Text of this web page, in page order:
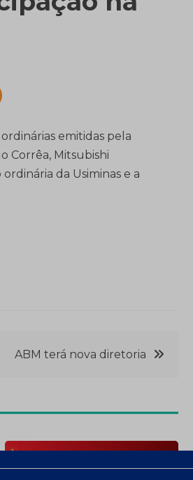
emitidas pela
Corrêa, Mitsubishi
da Usiminas e a
ABM terá nova diretoria